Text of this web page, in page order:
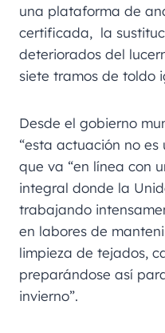
una plataforma de
certificada, la
deteriorados del
siete tramos de toldo
Desde el gobierno
“esta actuación no es
que va “en línea con
integral donde la
trabajando
en labores de
limpieza de tejados,
preparándose así
invierno”.